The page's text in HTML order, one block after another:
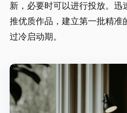
新，必要时可以进行投放。迅
推优质作品，建立第一批精准
过冷启动期。